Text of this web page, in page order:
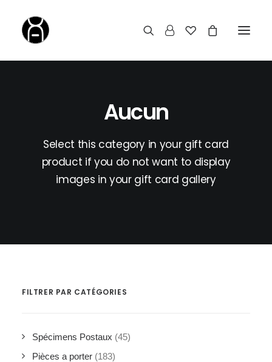
Aucun
Select this category in your gift card
product if you do not want to display
images in your gift card gallery
FILTRER PAR CATÉGORIES
Spécimens Postaux (45)
Pièces a porter (183)